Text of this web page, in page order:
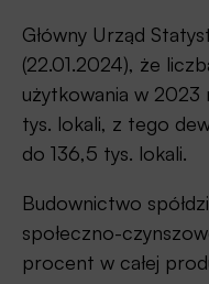
Główny Urząd
(22.01.2024), że
użytkowania w 2023
tys. lokali, z tego
do 136,5 tys. lokali.
Budownictwo
społeczno-
procent w całej